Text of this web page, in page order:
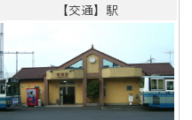
【交通】駅